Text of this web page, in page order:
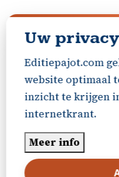
Uw
Editiepajot.com
website optimaal
inzicht te krijgen
internetkrant.
Meer info